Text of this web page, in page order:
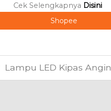
Cek Selengkapnya Disini
Shopee
Lampu LED Kipas Angin